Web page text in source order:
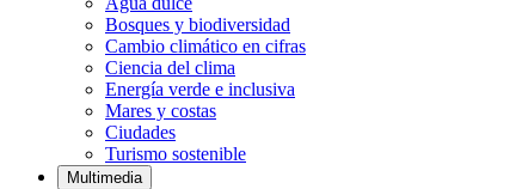
Bosques y biodiversidad
Cambio climático en cifras
Ciencia del clima
Energía verde e inclusiva
Mares y costas
Ciudades
Turismo sostenible
Multimedia